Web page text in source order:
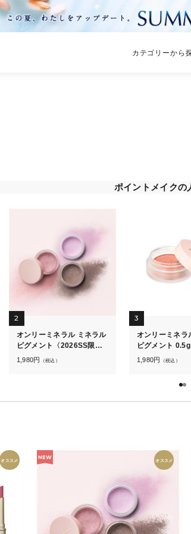
カテゴリーから
ポイントメイクの
2
オンリーミネラル ミネラル
ピグメント〈2026SS限定
カラー〉
1,980円 （税込）
3
オンリーミネラ
ピグメント 0.5g
1,980円 （税込）
オススメ NEW オススメ